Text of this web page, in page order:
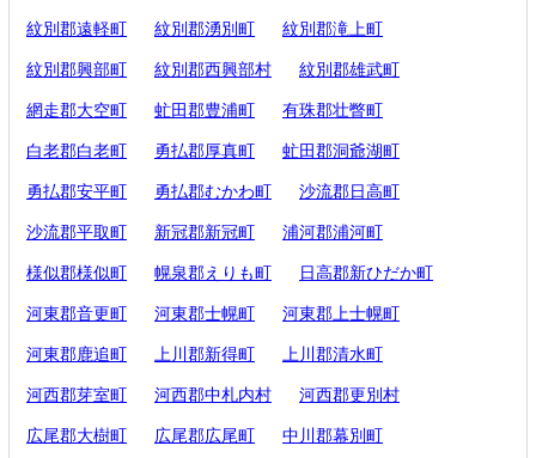
紋別郡遠軽町 紋別郡湧別町 紋別郡滝上町
紋別郡興部町 紋別郡西興部村 紋別郡雄武町
網走郡大空町 虻田郡豊浦町 有珠郡壮瞥町
白老郡白老町 勇払郡厚真町 虻田郡洞爺湖町
勇払郡安平町 勇払郡むかわ町 沙流郡日高町
沙流郡平取町 新冠郡新冠町 浦河郡浦河町
様似郡様似町 幌泉郡えりも町 日高郡新ひだか町
河東郡音更町 河東郡士幌町 河東郡上士幌町
河東郡鹿追町 上川郡新得町 上川郡清水町
河西郡芽室町 河西郡中札内村 河西郡更別村
広尾郡大樹町 広尾郡広尾町 中川郡幕別町